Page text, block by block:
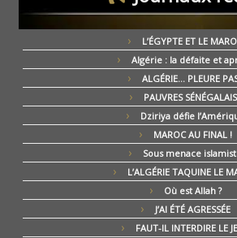
L’ÉGYPTE ET LE
Algérie : la défaite et
ALGÉRIE… PLEURE
PAUVRES
Dziriya défie
MAROC AU FINAL !
Sous menace
L’ALGÉRIE TAQUINE LE
Où est Allah ?
J’AI ÉTÉ AGRESSÉE
FAUT-IL INTERDIRE LE